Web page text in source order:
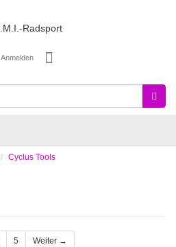
Anmelden
Cyclus Tools
5 Weiter →